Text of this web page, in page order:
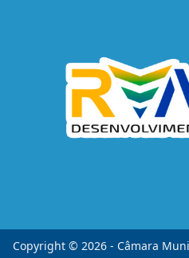
Copyright © 2026 - Câmara